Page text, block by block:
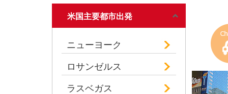
米国主要都市出発
ニューヨーク
ロサンゼルス
ラスベガス